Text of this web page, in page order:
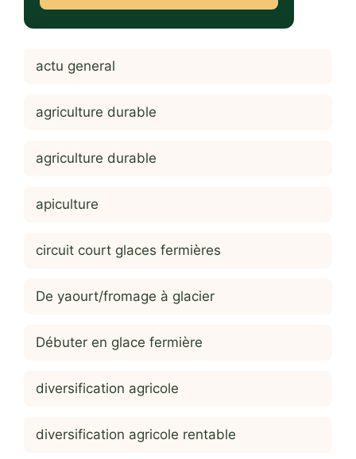
actu general
agriculture durable
agriculture durable
apiculture
circuit court glaces fermières
De yaourt/fromage à glacier
Débuter en glace fermière
diversification agricole
diversification agricole rentable